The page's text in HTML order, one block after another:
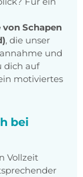
Schapen
, die unser
und
dich auf
motiviertes
bei
Vollzeit